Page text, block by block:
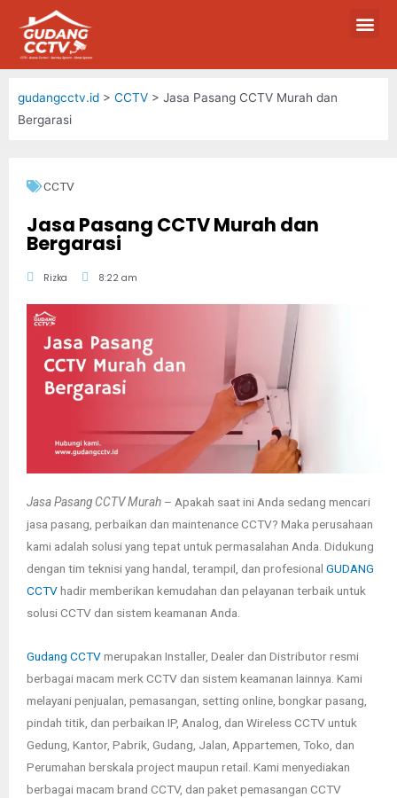
gudangcctv.id > CCTV > Jasa Pasang CCTV Murah dan
Bergarasi
CCTV
Jasa Pasang CCTV Murah dan
Bergarasi
Rizka 8:22 am
Jasa Pasang CCTV Murah – Apakah saat ini Anda sedang mencari
jasa pasang, perbaikan dan maintenance CCTV? Maka perusahaan
kami adalah solusi yang tepat untuk permasalahan Anda. Didukung
dengan tim teknisi yang handal, terampil, dan profesional GUDANG
CCTVhadir memberikan kemudahan dan pelayanan terbaik untuk
solusi CCTV dan sistem keamanan Anda.
Gudang CCTVmerupakan Installer, Dealer dan Distributor resmi
berbagai macam merk CCTV dan sistem keamanan lainnya. Kami
melayani penjualan, pemasangan, setting online, bongkar pasang,
pindah titik, dan perbaikan IP, Analog, dan Wireless CCTV untuk
Gedung, Kantor, Pabrik, Gudang, Jalan, Appartemen, Toko, dan
Perumahan berskala project maupun retail. Kami menyediakan
berbagai macam brand CCTV, dan paket pemasangan CCTV